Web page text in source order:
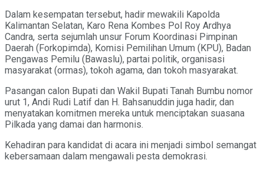
Dalam kesempatan tersebut, hadir mewakili Kapolda
Kalimantan Selatan, Karo Rena Kombes Pol Roy Ardhya
Candra, serta sejumlah unsur Forum Koordinasi Pimpinan
Daerah (Forkopimda), Komisi Pemilihan Umum (KPU), Badan
Pengawas Pemilu (Bawaslu), partai politik, organisasi
masyarakat (ormas), tokoh agama, dan tokoh masyarakat.
Pasangan calon Bupati dan Wakil Bupati Tanah Bumbu nomor
urut 1, Andi Rudi Latif dan H. Bahsanuddin juga hadir, dan
menyatakan komitmen mereka untuk menciptakan suasana
Pilkada yang damai dan harmonis.
Kehadiran para kandidat di acara ini menjadi simbol semangat
kebersamaan dalam mengawali pesta demokrasi.